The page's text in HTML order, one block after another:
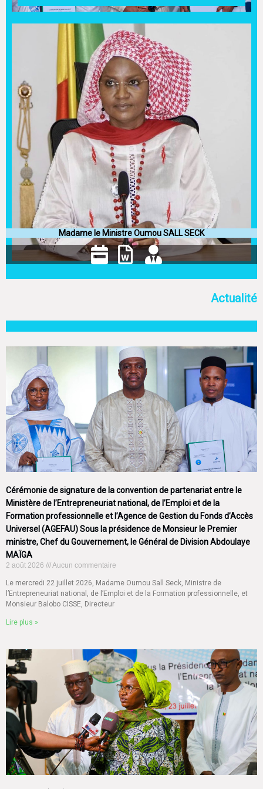
Madame le Ministre Oumou SALL SECK
Actualité
Cérémonie de signature de la convention de partenariat entre le
Ministère de l’Entrepreneuriat national, de l’Emploi et de la
Formation professionnelle et l’Agence de Gestion du Fonds d’Accès
Universel (AGEFAU) Sous la présidence de Monsieur le Premier
ministre, Chef du Gouvernement, le Général de Division Abdoulaye
MAÏGA
2 août 2026 Aucun commentaire
Le mercredi 22 juillet 2026, Madame Oumou Sall Seck, Ministre de
l’Entrepreneuriat national, de l’Emploi et de la Formation professionnelle, et
Monsieur Balobo CISSE, Directeur
Lire plus »